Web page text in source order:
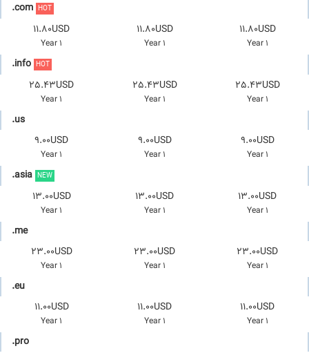
.com HOT
11.80USD
1 Year
11.80USD
1 Year
11.80USD
1 Year
.info HOT
25.43USD
1 Year
25.43USD
1 Year
25.43USD
1 Year
.us
9.00USD
1 Year
9.00USD
1 Year
9.00USD
1 Year
.asia NEW
13.00USD
1 Year
13.00USD
1 Year
13.00USD
1 Year
.me
23.00USD
1 Year
23.00USD
1 Year
23.00USD
1 Year
.eu
11.00USD
1 Year
11.00USD
1 Year
11.00USD
1 Year
.pro